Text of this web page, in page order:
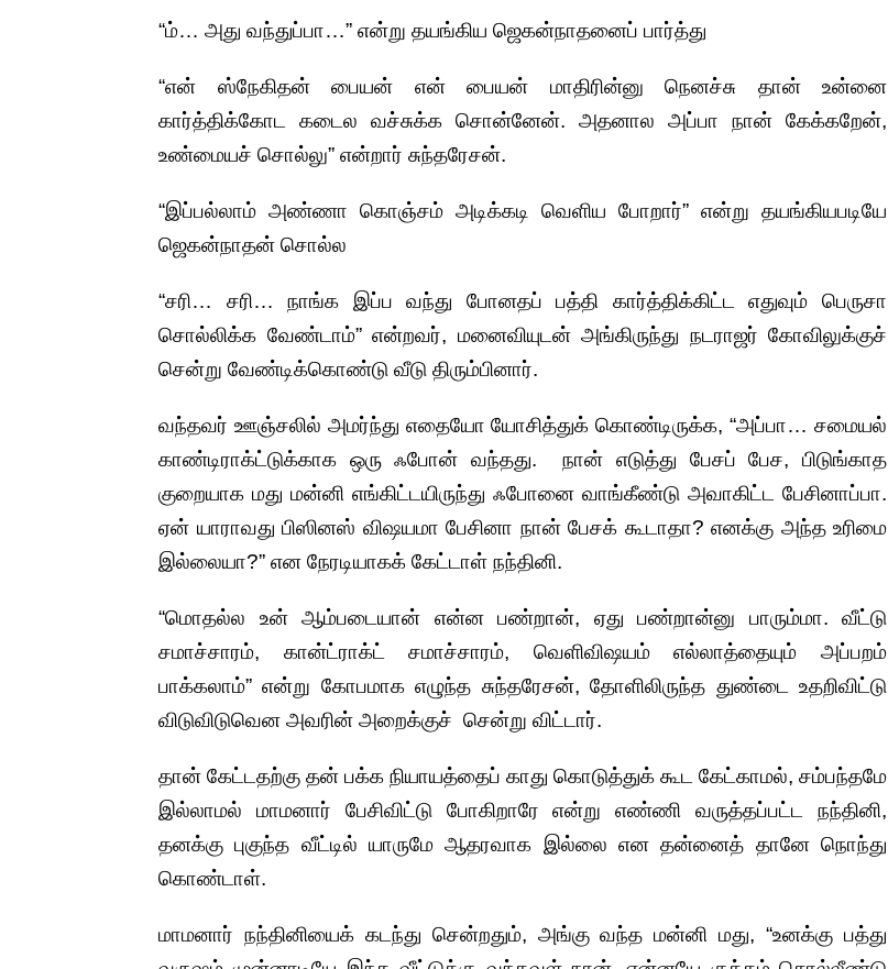
“ம்… அது வந்துப்பா…” என்று தயங்கிய ஜெகன்நாதனைப் பார்த்து
“என் ஸ்நேகிதன் பையன் என் பையன்‌ மாதிரின்னு நெனச்சு தான் உன்னை
கார்த்திக்கோட கடைல வச்சுக்க சொன்னேன். அதனால அப்பா நான் கேக்கறேன்,
உண்மையச் சொல்லு” என்றார் சுந்தரேசன்.
“இப்பல்லாம் அண்ணா கொஞ்சம் அடிக்கடி வெளிய போறார்” என்று தயங்கியபடியே
ஜெகன்நாதன் சொல்ல
“சரி… சரி… நாங்க இப்ப வந்து போனதப் பத்தி கார்த்திக்கிட்ட எதுவும் பெருசா
சொல்லிக்க வேண்டாம்” என்றவர், மனைவியுடன் அங்கிருந்து நடராஜர் கோவிலுக்குச்
சென்று வேண்டிக்கொண்டு வீடு திரும்பினார்.
வந்தவர் ஊஞ்சலில் அமர்ந்து எதையோ யோசித்துக் கொண்டிருக்க, “அப்பா… சமையல்
காண்டிராக்ட்டுக்காக ஒரு ஃபோன் வந்தது. நான் எடுத்து பேசப் பேச, பிடுங்காத
குறையாக மது மன்னி எங்கிட்டயிருந்து ஃபோனை வாங்கீண்டு அவாகிட்ட பேசினாப்பா.
ஏன் யாராவது பிஸினஸ் விஷயமா பேசினா நான் பேசக் கூடாதா? எனக்கு அந்த உரிமை
இல்லையா?” என நேரடியாகக் கேட்டாள் நந்தினி.
“மொதல்ல உன் ஆம்படையான் என்ன பண்றான், ஏது பண்றான்னு பாரும்மா. வீட்டு
சமாச்சாரம், கான்ட்ராக்ட் சமாச்சாரம், வெளிவிஷயம் எல்லாத்தையும் அப்பறம்
பாக்கலாம்” என்று கோபமாக எழுந்த சுந்தரேசன், தோளிலிருந்த துண்டை உதறிவிட்டு
விடுவிடுவென அவரின் அறைக்குச் சென்று விட்டார்.
தான் கேட்டதற்கு தன் பக்க நியாயத்தைப் காது கொடுத்துக் கூட கேட்காமல், சம்பந்தமே
இல்லாமல் மாமனார் பேசிவிட்டு போகிறாரே என்று எண்ணி வருத்தப்பட்ட நந்தினி,
தனக்கு புகுந்த வீட்டில் யாருமே ஆதரவாக இல்லை என தன்னைத் தானே நொந்து
கொண்டாள்.
மாமனார் நந்தினியைக் கடந்து சென்றதும், அங்கு வந்த மன்னி மது, “உனக்கு பத்து